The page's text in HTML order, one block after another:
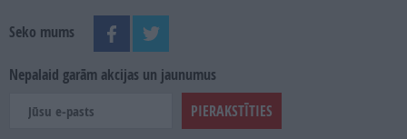
Seko mums
Nepalaid garām akcijas un jaunumus